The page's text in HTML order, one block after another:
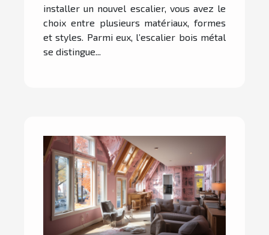
installer un nouvel escalier, vous avez le
choix entre plusieurs matériaux, formes
et styles. Parmi eux, l’escalier bois métal
se distingue...